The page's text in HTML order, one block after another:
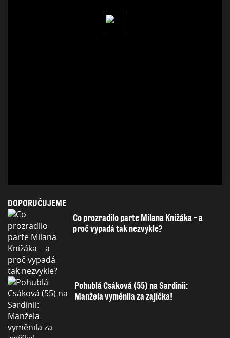
DOPORUČUJEME
Co prozradilo parte Milana Knížáka – a
proč vypadá tak nezvykle?
Pohublá Csáková (55) na Sardinii:
Manžela vyměnila za zajíčka!